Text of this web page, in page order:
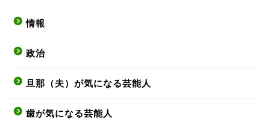
情報
政治
旦那（夫）が気になる芸能人
歯が気になる芸能人